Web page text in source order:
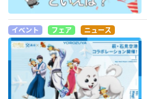
イベント フェア ニュース